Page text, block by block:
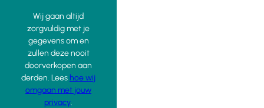
Wij gaan altijd
zorgvuldig met je
gegevens om en
zullen deze nooit
doorverkopen aan
derden. Lees hoe wij
omgaan met jouw
privacy.